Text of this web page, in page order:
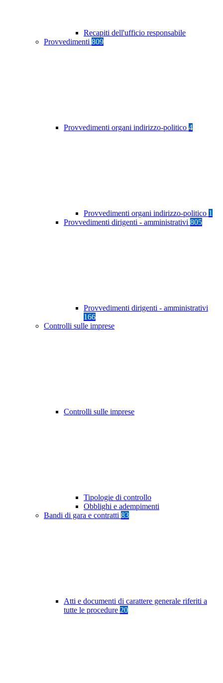
Recapiti dell'ufficio responsabile
Provvedimenti 809
Provvedimenti organi indirizzo-politico 4
Provvedimenti organi indirizzo-politico 1
Provvedimenti dirigenti - amministrativi 805
Provvedimenti dirigenti - amministrativi
166
Controlli sulle imprese
Controlli sulle imprese
Tipologie di controllo
Obblighi e adempimenti
Bandi di gara e contratti 83
Atti e documenti di carattere generale riferiti a
tutte le procedure 20